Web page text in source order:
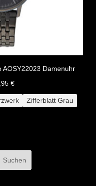
AOSY22023 Damenuhr
€
Zifferblatt Grau